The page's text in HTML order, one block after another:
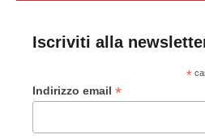
Iscriviti alla
*
Indirizzo email *